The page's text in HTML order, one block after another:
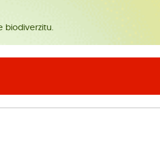
biodiverzitu.